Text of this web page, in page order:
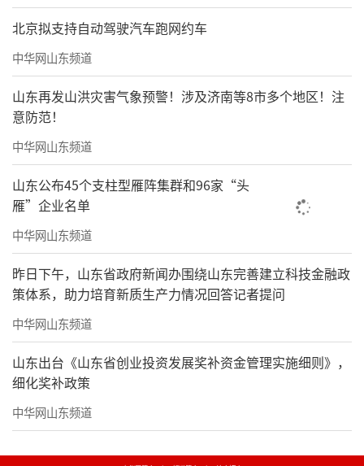
北京拟支持自动驾驶汽车跑网约车
中华网山东频道
山东再发山洪灾害气象预警！涉及济南等8市多个地区！注
意防范！
中华网山东频道
山东公布45个支柱型雁阵集群和96家“头
雁”企业名单
中华网山东频道
昨日下午，山东省政府新闻办围绕山东完善建立科技金融政
策体系，助力培育新质生产力情况回答记者提问
中华网山东频道
山东出台《山东省创业投资发展奖补资金管理实施细则》，
细化奖补政策
中华网山东频道